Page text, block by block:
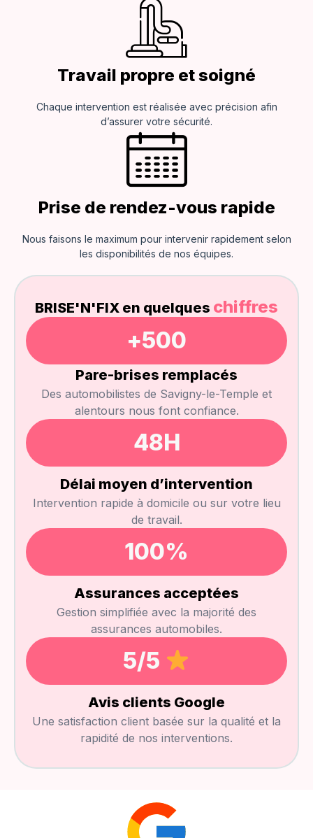
Travail propre et soigné
Chaque intervention est réalisée avec précision afin
d’assurer votre sécurité.
Prise de rendez-vous rapide
Nous faisons le maximum pour intervenir rapidement selon
les disponibilités de nos équipes.
BRISE'N'FIX en quelques chiffres
+500
Pare-brises remplacés
Des automobilistes de Savigny-le-Temple et
alentours nous font confiance.
48H
Délai moyen d’intervention
Intervention rapide à domicile ou sur votre lieu
de travail.
100%
Assurances acceptées
Gestion simplifiée avec la majorité des
assurances automobiles.
5/5
Avis clients Google
Une satisfaction client basée sur la qualité et la
rapidité de nos interventions.